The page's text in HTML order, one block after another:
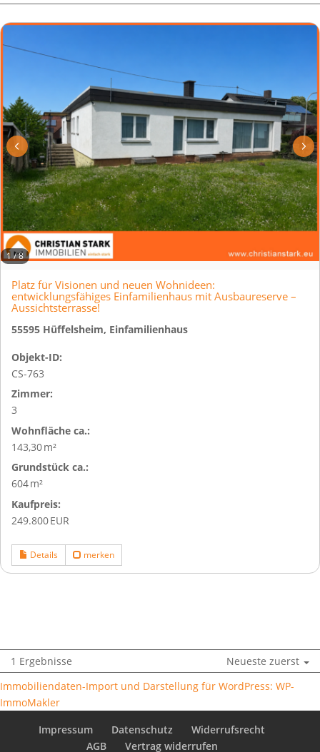
1/8
Platz für Visionen und neuen Wohnideen:
entwicklungsfähiges Einfamilienhaus mit Ausbaureserve –
Aussichtsterrasse!
55595 Hüffelsheim, Einfamilienhaus
Objekt-ID:
CS-763
Zimmer:
3
Wohnfläche ca.:
143,30 m²
Grund­stück ca.:
604 m²
Kaufpreis:
249.800 EUR
Details merken
1 Ergebnisse
Neueste zuerst
Immobiliendaten-Import und Darstellung für WordPress: WP-
ImmoMakler
Impressum
Datenschutz
Widerrufsrecht
AGB
Vertrag widerrufen